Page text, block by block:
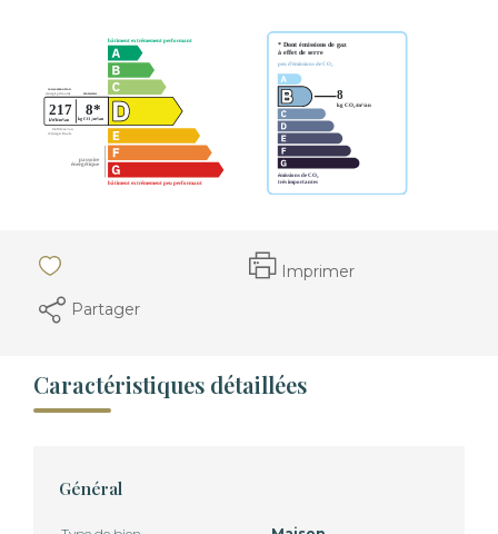
Imprimer
Partager
Caractéristiques détaillées
Général